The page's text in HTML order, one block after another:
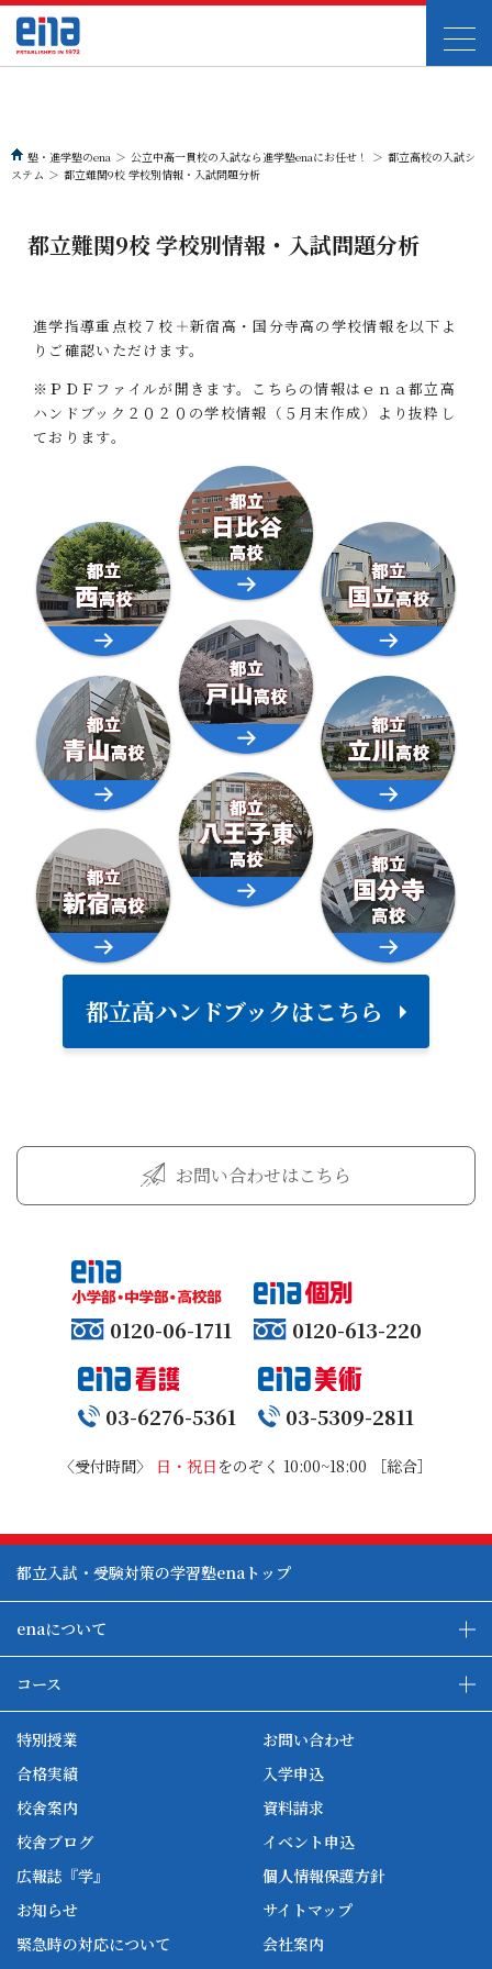
塾・進学塾のena ＞ 公立中高一貫校の入試なら進学塾enaにお任せ！ ＞ 都立高校の入試シ
ステム ＞ 都立難関9校 学校別情報・入試問題分析
都立難関9校 学校別情報・入試問題分析
進学指導重点校７校＋新宿高・国分寺高の学校情報を以下よ
りご確認いただけます。
※ＰＤＦファイルが開きます。こちらの情報はｅｎａ都立高
ハンドブック２０２０の学校情報（５月末作成）より抜粋し
ております。
都立高ハンドブックはこちら
お問い合わせはこちら
0120-06-1711 0120-613-220
03-6276-5361 03-5309-2811
〈受付時間〉 日・祝日 をのぞく 10:00~18:00 ［総合］
都立入試・受験対策の学習塾enaトップ
enaについて
ena本部について
ena国立タワー竣工
ena-base
新開校
コース
特別授業
合格実績
校舎案内
校舎ブログ
広報誌『学』
お知らせ
緊急時の対応について
お問い合わせ
入学申込
資料請求
イベント申込
個人情報保護方針
サイトマップ
会社案内